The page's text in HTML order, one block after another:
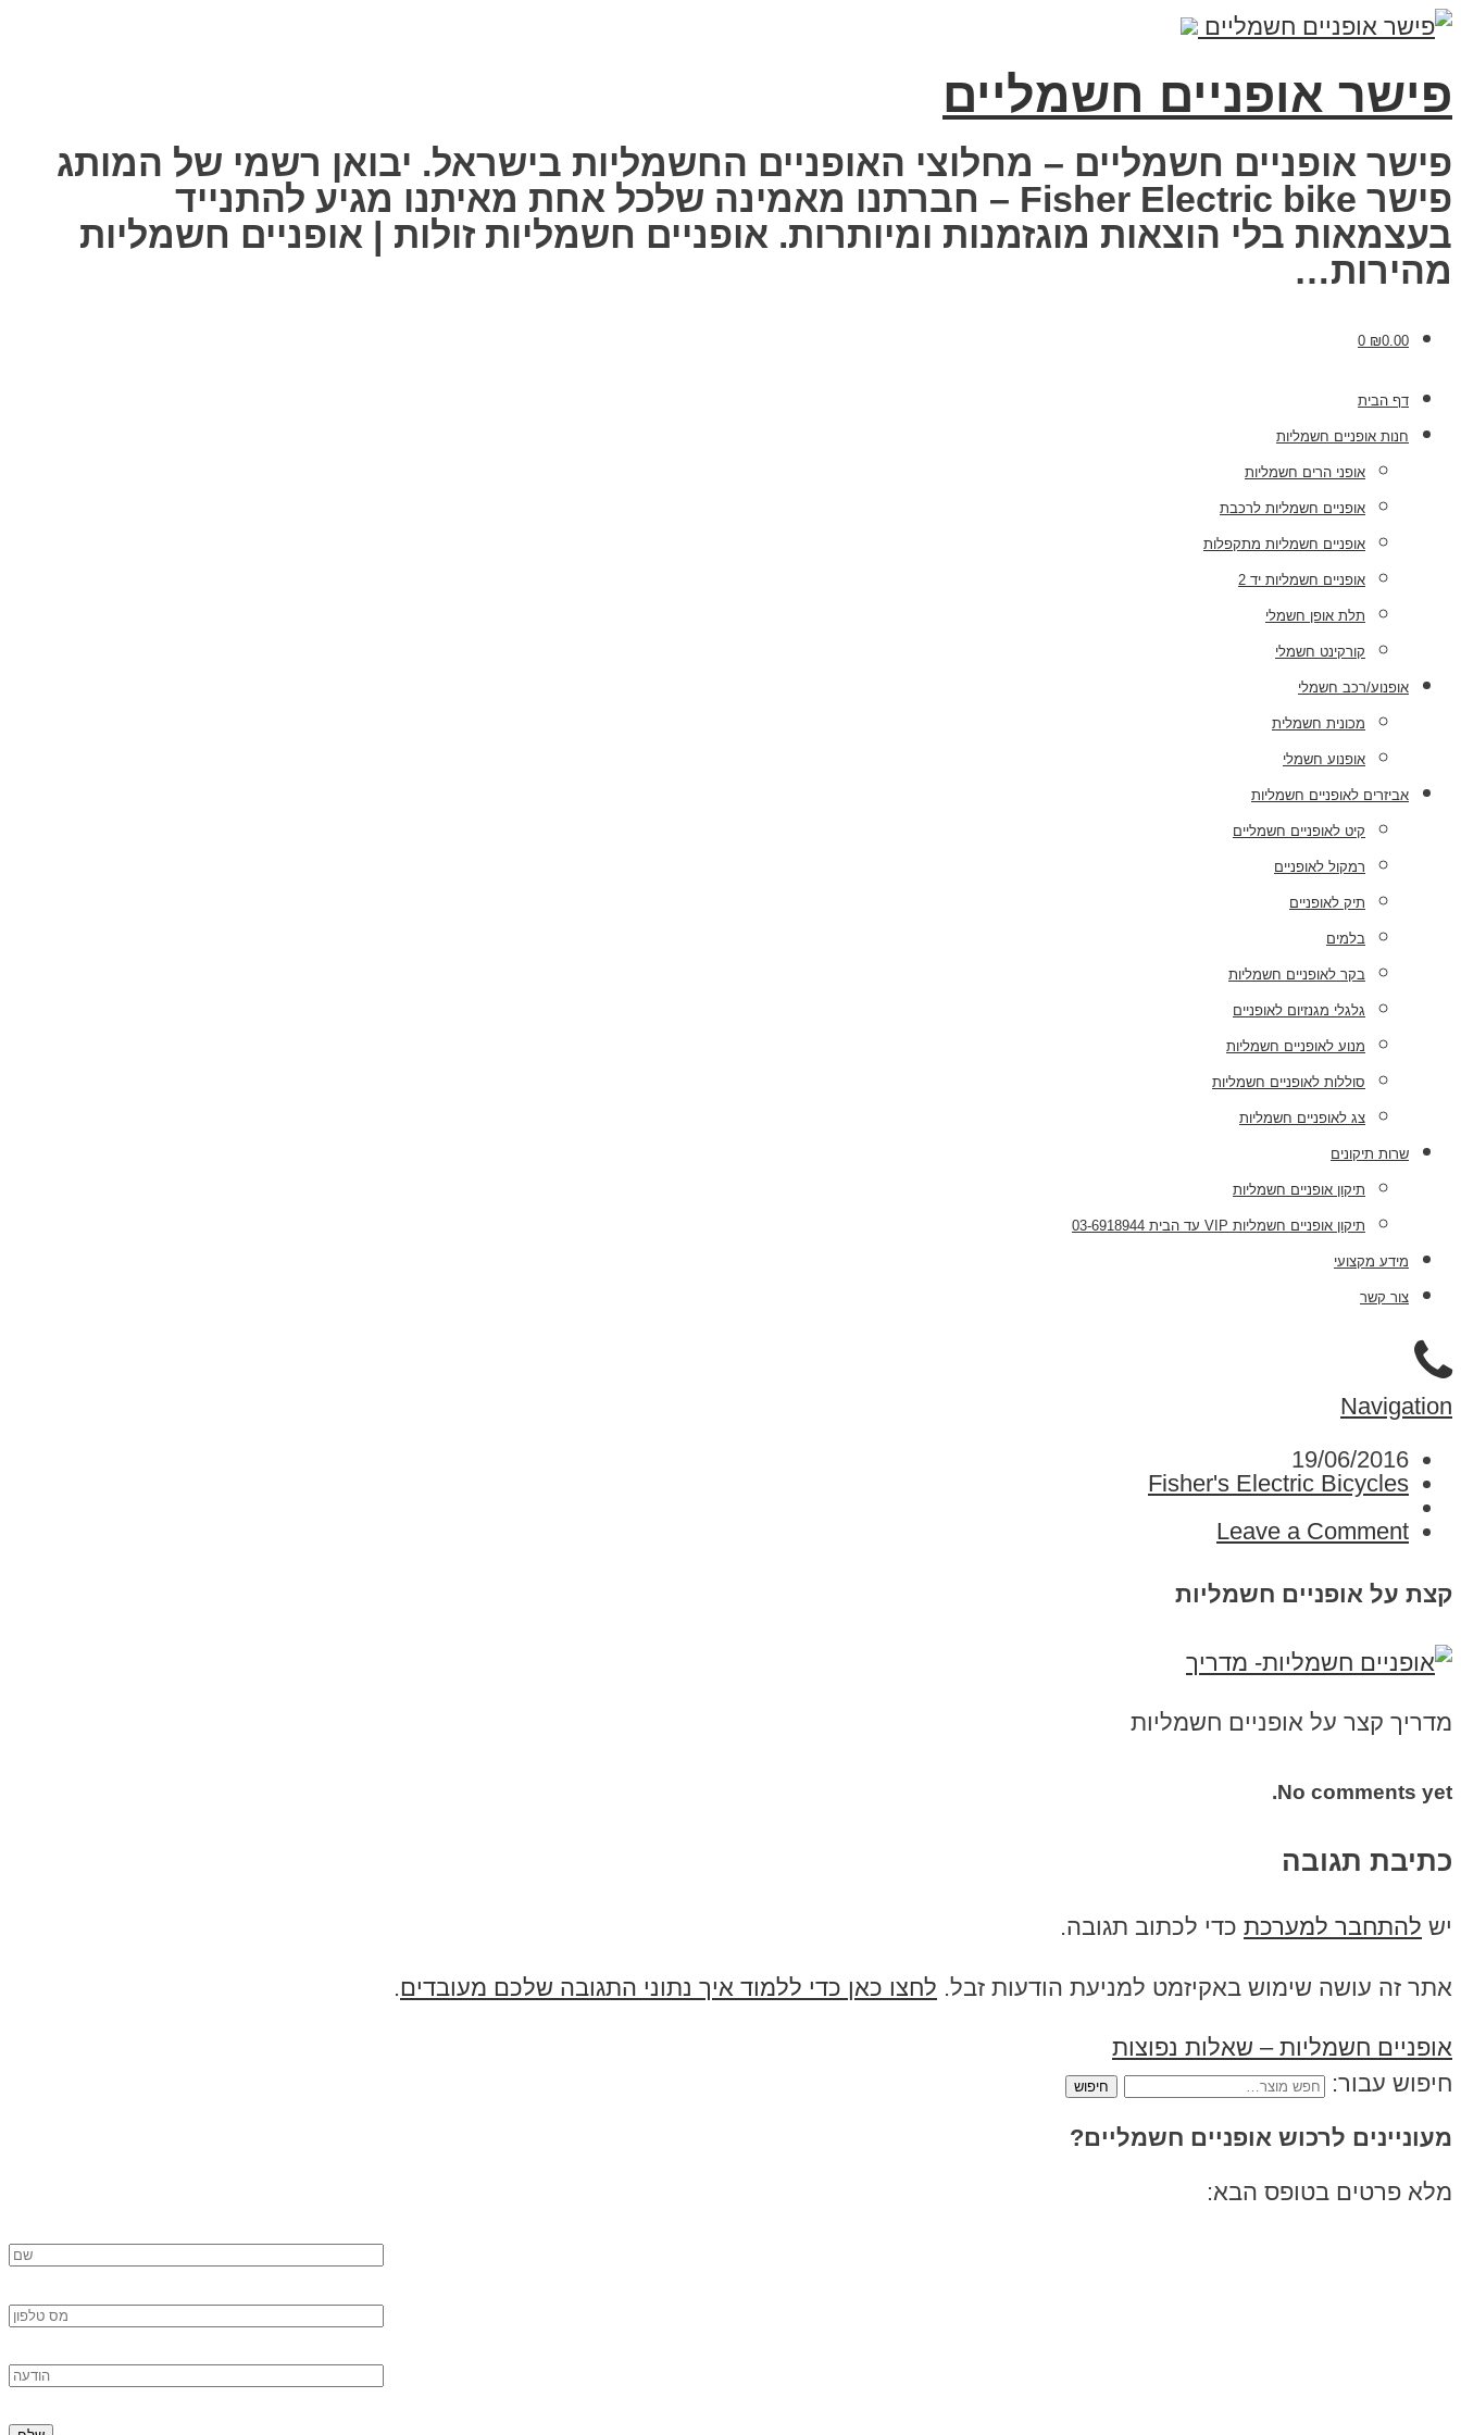
פישר אופניים חשמליים
פישר אופניים חשמליים – מחלוצי האופניים החשמליות בישראל. יבואן רשמי של המותג
פישר Fisher Electric bike – חברתנו מאמינה שלכל אחת מאיתנו מגיע להתנייד
בעצמאות בלי הוצאות מוגזמנות ומיותרות. אופניים חשמליות זולות | אופניים חשמליות
מהירות…
₪0.00
0
דף הבית
חנות אופניים חשמליות
אופני הרים חשמליות
אופניים חשמליות לרכבת
אופניים חשמליות מתקפלות
אופניים חשמליות יד 2
תלת אופן חשמלי
קורקינט חשמלי
אופנוע/רכב חשמלי
מכונית חשמלית
אופנוע חשמלי
אביזרים לאופניים חשמליות
קיט לאופניים חשמליים
רמקול לאופניים
תיק לאופניים
בלמים
בקר לאופניים חשמליות
גלגלי מגנזיום לאופניים
מנוע לאופניים חשמליות
סוללות לאופניים חשמליות
צג לאופניים חשמליות
שרות תיקונים
תיקון אופניים חשמליות
תיקון אופניים חשמליות VIP עד הבית 03-6918944
מידע מקצועי
צור קשר
Navigation
19/06/2016
Fisher's Electric Bicycles
Leave a Comment
קצת על אופניים חשמליות
מדריך קצר על אופניים חשמליות
No comments yet.
כתיבת תגובה
יש להתחבר למערכת כדי לכתוב תגובה.
אתר זה עושה שימוש באקיזמט למניעת הודעות זבל. לחצו כאן כדי ללמוד איך נתוני התגובה שלכם מעובדים.
אופניים חשמליות – שאלות נפוצות
חיפוש עבור:
מעוניינים לרכוש אופניים חשמליים?
מלא פרטים בטופס הבא: